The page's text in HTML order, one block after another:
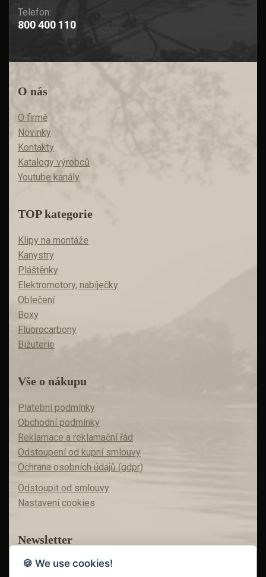
Telefon:
800 400 110
O nás
O firmě
Novinky
Kontakty
Katalogy výrobců
Youtube kanály
TOP kategorie
Klipy na montáže
Kanystry
Pláštěnky
Elektromotory, nabíječky
Oblečení
Boxy
Fluorocarbony
Bižuterie
Vše o nákupu
Platební podmínky
Obchodní podmínky
Reklamace a reklamační řád
Odstoupení od kupní smlouvy
Ochrana osobních údajů (gdpr)
Odstoupit od smlouvy
Nastavení cookies
Newsletter
Máte zájem o akční nabídky?
🍪 We use cookies!